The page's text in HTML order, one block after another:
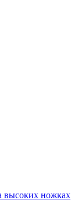
ножках